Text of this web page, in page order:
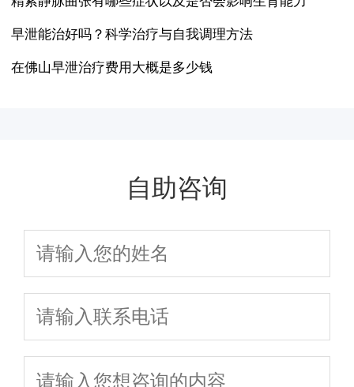
早泄能治好吗？科学治疗与自我调理方法
在佛山早泄治疗费用大概是多少钱
自助咨询